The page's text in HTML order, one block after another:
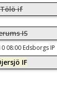
Tölö if
IS
08:00 Edsborgs IP
IF